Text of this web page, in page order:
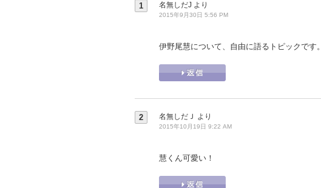
1 名無しだJ より
2015年9月30日 5:56 PM
伊野尾慧について、自由に語るトピックです。
2 名無しだＪ より
2015年10月19日 9:22 AM
慧くん可愛い！